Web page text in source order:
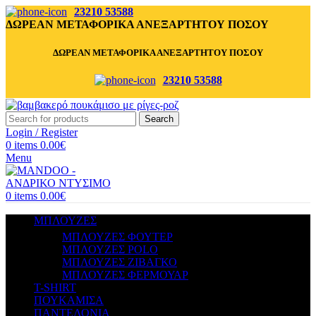
23210 53588
ΔΩΡΕΑΝ ΜΕΤΑΦΟΡΙΚΑ ΑΝΕΞΑΡΤΗΤΟΥ ΠΟΣΟΥ
ΔΩΡΕΑΝ ΜΕΤΑΦΟΡΙΚΑ ΑΝΕΞΑΡΤΗΤΟΥ ΠΟΣΟΥ
23210 53588
Search
Login / Register
0 items 0.00€
Menu
0 items 0.00€
ΜΠΛΟΥΖΕΣ
ΜΠΛΟΥΖΕΣ ΦΟΥΤΕΡ
ΜΠΛΟΥΖΕΣ POLO
ΜΠΛΟΥΖΕΣ ΖΙΒΑΓΚΟ
ΜΠΛΟΥΖΕΣ ΦΕΡΜΟΥΑΡ
T-SHIRT
ΠΟΥΚΑΜΙΣΑ
ΠΑΝΤΕΛΟΝΙΑ